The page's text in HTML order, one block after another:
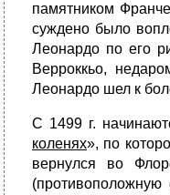
памятником
суждено было
Леонардо по его
Верроккьо,
Леонардо шел к
С 1499 г.
коленях», по
вернулся во